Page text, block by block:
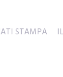
STAMPA